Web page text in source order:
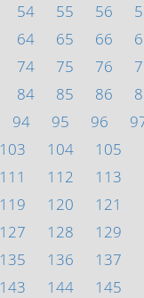
54 55 56
64 65 66
74 75 76
84 85 86
94 95 96
103 104 105
111 112 113
119 120 121
127 128 129
135 136 137
143 144 145